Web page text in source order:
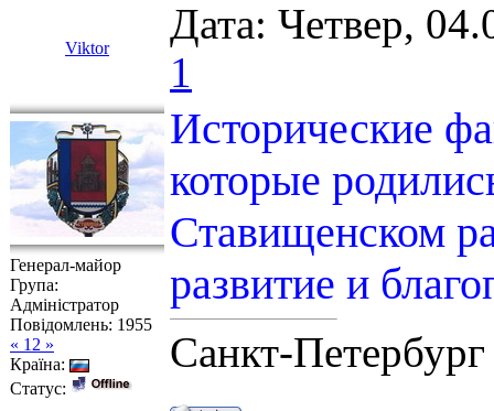
Viktor
Дата: Четвер,
1
Генерал-майор
Група:
Адміністратор
Повідомлень: 1955
« 12 »
Країна:
Статус:
Исторические
которые
Ставищенском
развитие и
Санкт-Петербург